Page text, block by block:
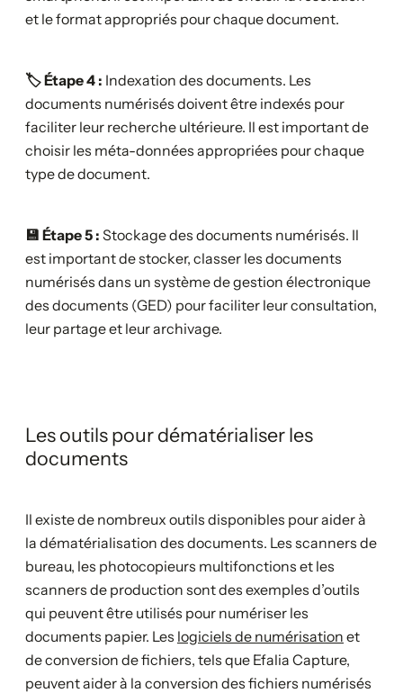
et le format appropriés pour chaque document.
🏷️ Étape 4 : Indexation des documents. Les
documents numérisés doivent être indexés pour
faciliter leur recherche ultérieure. Il est important de
choisir les méta-données appropriées pour chaque
type de document.
💾 Étape 5 : Stockage des documents numérisés. Il
est important de stocker, classer les documents
numérisés dans un système de gestion électronique
des documents (GED) pour faciliter leur consultation,
leur partage et leur archivage.
Les outils pour dématérialiser les
documents
Il existe de nombreux outils disponibles pour aider à
la dématérialisation des documents. Les scanners de
bureau, les photocopieurs multifonctions et les
scanners de production sont des exemples d’outils
qui peuvent être utilisés pour numériser les
documents papier. Les logiciels de numérisation et
de conversion de fichiers, tels que Efalia Capture,
peuvent aider à la conversion des fichiers numérisés